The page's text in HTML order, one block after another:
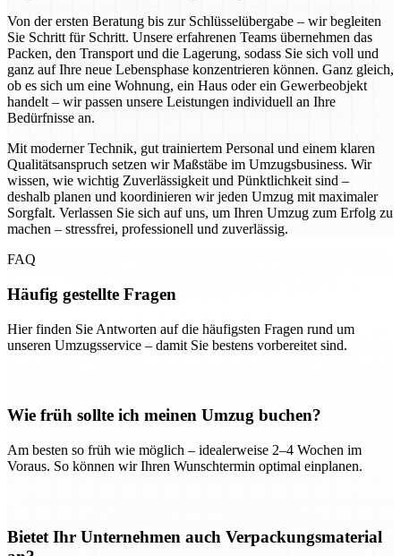
Von der ersten Beratung bis zur Schlüsselübergabe – wir begleiten
Sie Schritt für Schritt. Unsere erfahrenen Teams übernehmen das
Packen, den Transport und die Lagerung, sodass Sie sich voll und
ganz auf Ihre neue Lebensphase konzentrieren können. Ganz gleich,
ob es sich um eine Wohnung, ein Haus oder ein Gewerbeobjekt
handelt – wir passen unsere Leistungen individuell an Ihre
Bedürfnisse an.
Mit moderner Technik, gut trainiertem Personal und einem klaren
Qualitätsanspruch setzen wir Maßstäbe im Umzugsbusiness. Wir
wissen, wie wichtig Zuverlässigkeit und Pünktlichkeit sind –
deshalb planen und koordinieren wir jeden Umzug mit maximaler
Sorgfalt. Verlassen Sie sich auf uns, um Ihren Umzug zum Erfolg zu
machen – stressfrei, professionell und zuverlässig.
FAQ
Häufig gestellte Fragen
Hier finden Sie Antworten auf die häufigsten Fragen rund um
unseren Umzugsservice – damit Sie bestens vorbereitet sind.
Wie früh sollte ich meinen Umzug buchen?
Am besten so früh wie möglich – idealerweise 2–4 Wochen im
Voraus. So können wir Ihren Wunschtermin optimal einplanen.
Bietet Ihr Unternehmen auch Verpackungsmaterial